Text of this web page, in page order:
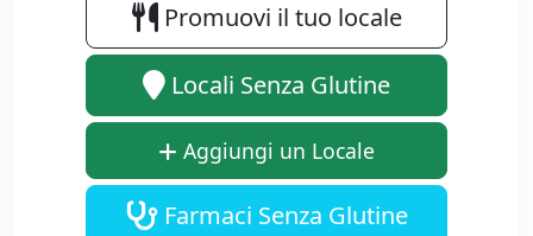
Promuovi il tuo locale
Locali Senza Glutine
Aggiungi un Locale
Farmaci Senza Glutine